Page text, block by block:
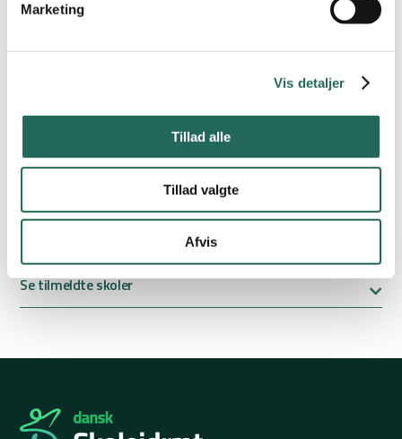
Marketing
Vis detaljer
Tillad alle
Tillad valgte
Afvis
Betalingen indbetales til kasserer Thomas Sørensen på konto
En ikke medlemsskole kan ikke kvalificere sig til DM
Se tilmeldte skoler